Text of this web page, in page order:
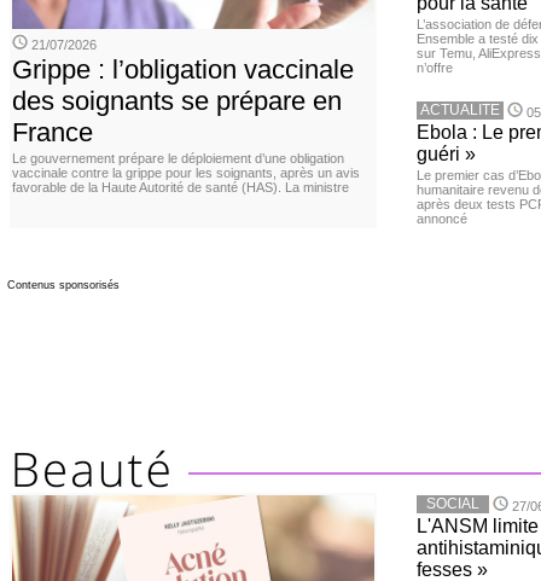
21/07/2026
Grippe : l’obligation vaccinale
des soignants se prépare en
France
Le gouvernement prépare le déploiement d’une obligation
vaccinale contre la grippe pour les soignants, après un avis
favorable de la Haute Autorité de santé (HAS). La ministre
L’association de
Ensemble a testé
sur Temu,
n’offre
ACTUALITE
Ebola : Le
guéri »
Le premier cas
humanitaire revenu
après deux tests
annoncé
Contenus sponsorisés
SOCIAL 27/
L'ANSM
fesses »